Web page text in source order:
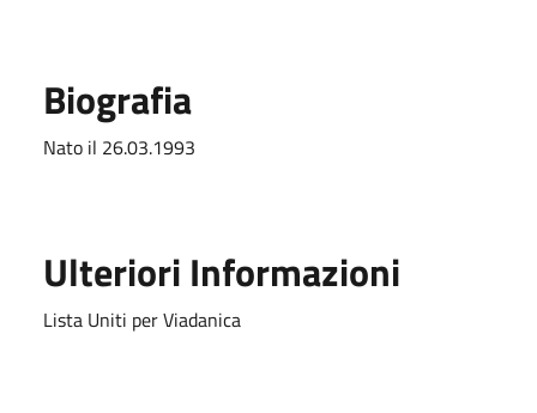
Biografia
Nato il 26.03.1993
Ulteriori Informazioni
Lista Uniti per Viadanica